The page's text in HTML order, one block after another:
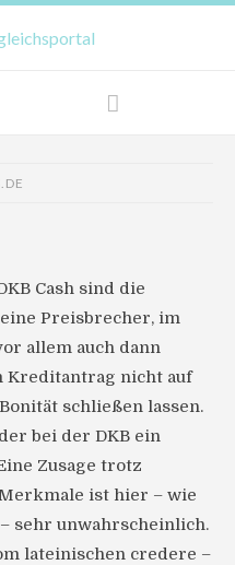
Cash sind die
Preisbrecher, im
allem auch dann
Kreditantrag nicht auf
schließen lassen.
bei der DKB ein
Zusage trotz
ist hier – wie
sehr unwahrscheinlich.
lateinischen credere –